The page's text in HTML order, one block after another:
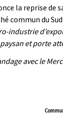
la reprise de
commun du
industrie
et porte
avec le